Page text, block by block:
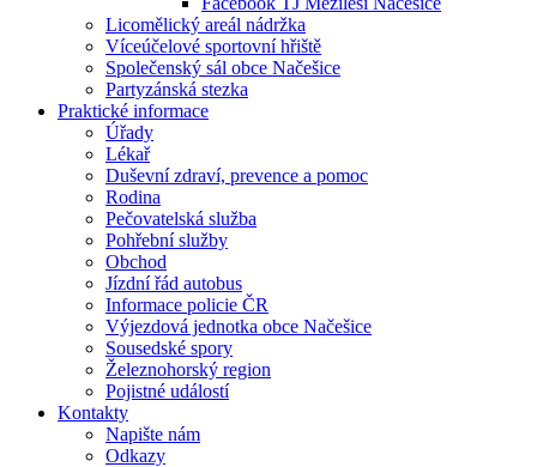
Licomělický areál nádržka
Víceúčelové sportovní hřiště
Společenský sál obce Načešice
Partyzánská stezka
Praktické informace
Úřady
Lékař
Duševní zdraví, prevence a pomoc
Rodina
Pečovatelská služba
Pohřební služby
Obchod
Jízdní řád autobus
Informace policie ČR
Výjezdová jednotka obce Načešice
Sousedské spory
Železnohorský region
Pojistné událostí
Kontakty
Napište nám
Odkazy